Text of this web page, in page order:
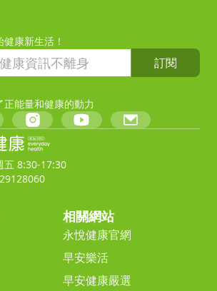
康新生活！
訂閱
能量和健康的動力
五 8:30-17:30
相關網站
永悅健康官網
早安樂活
早安健康嚴選